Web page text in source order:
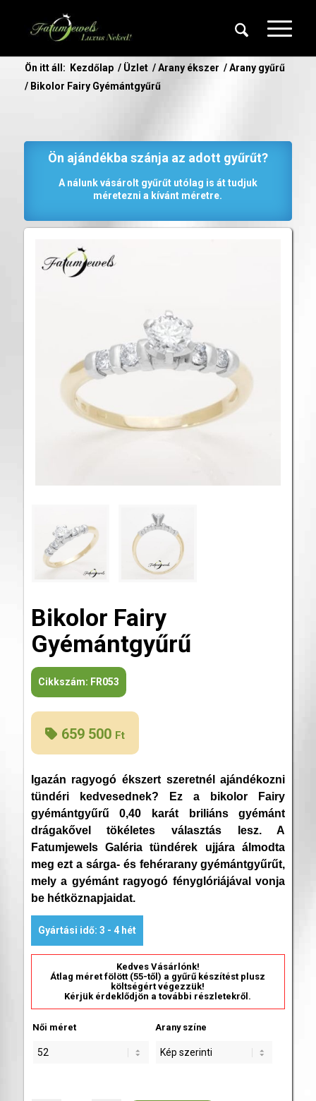
Ön itt áll: Kezdőlap / Üzlet / Arany ékszer / Arany gyűrű
/ Bikolor Fairy Gyémántgyűrű
Ön ajándékba szánja az adott gyűrűt?
A nálunk vásárolt gyűrűt utólag is át tudjuk
méretezni a kívánt méretre.
Bikolor Fairy
Gyémántgyűrű
Cikkszám: FR053
659 500 Ft
Igazán ragyogó ékszert szeretnél ajándékozni
tündéri kedvesednek? Ez a bikolor Fairy
gyémántgyűrű 0,40 karát briliáns gyémánt
drágakővel tökéletes választás lesz. A
Fatumjewels Galéria tündérek ujjára álmodta
meg ezt a sárga- és fehérarany gyémántgyűrűt,
mely a gyémánt ragyogó fényglóriájával vonja
be hétköznapjaidat.
Gyártási idő: 3 - 4 hét
Kedves Vásárlónk!
Átlag méret fölött (55-től) a gyűrű készítést plusz
költségért végezzük!
Kérjük érdeklődjön a további részletekről.
Női méret Arany színe